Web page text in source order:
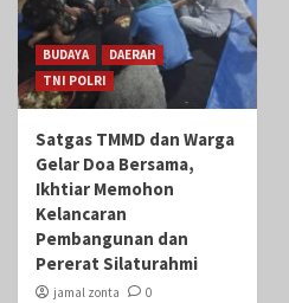
BUDAYA
DAERAH
TNI POLRI
Satgas TMMD dan Warga
Gelar Doa Bersama,
Ikhtiar Memohon
Kelancaran
Pembangunan dan
Pererat Silaturahmi
jamal zonta 0